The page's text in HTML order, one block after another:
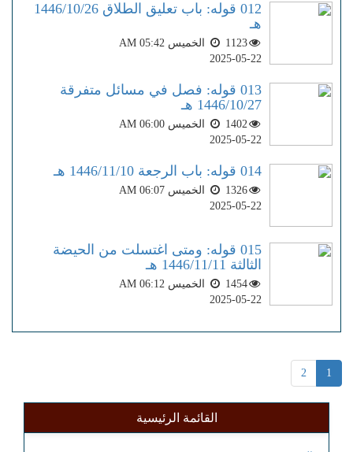
012 قوله: باب تعليق الطلاق 1446/10/26
هـ
1123
الخميس AM 05:42
2025-05-22
013 قوله: فصل في مسائل متفرقة
1446/10/27 هـ
1402
الخميس AM 06:00
2025-05-22
014 قوله: باب الرجعة 1446/11/10 هـ
1326
الخميس AM 06:07
2025-05-22
015 قوله: ومتى اغتسلت من الحيضة
الثالثة 1446/11/11 هـ
1454
الخميس AM 06:12
2025-05-22
1
2
القائمة الرئيسية